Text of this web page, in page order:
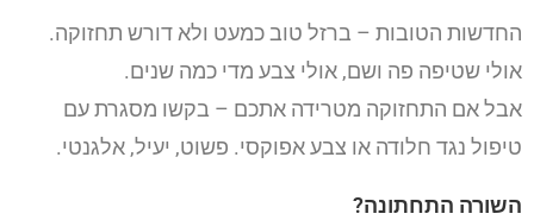
החדשות הטובות – ברזל טוב כמעט ולא דורש תחזוקה.
אולי שטיפה פה ושם, אולי צבע מדי כמה שנים.
אבל אם התחזוקה מטרידה אתכם – בקשו מסגרת עם
טיפול נגד חלודה או צבע אפוקסי. פשוט, יעיל, אלגנטי.
השורה התחתונה?